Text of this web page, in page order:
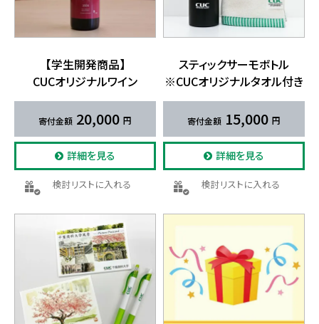
【学生開発商品】
CUCオリジナルワイン
20,000
詳細を見る
検討リストに入れる
スティックサーモボトル
※CUCオリジナルタオル付き
15,000
詳細を見る
検討リストに入れる